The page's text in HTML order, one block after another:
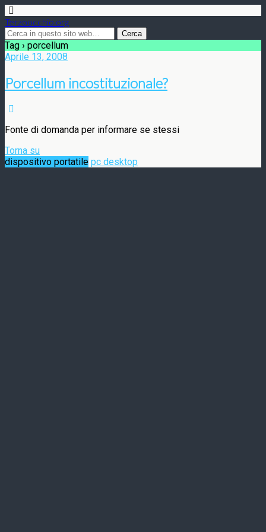
Terzoocchio.org
Tag › porcellum
Aprile 13, 2008
Porcellum incostituzionale?
Fonte di domanda per informare se stessi
Torna su
dispositivo portatile pc desktop